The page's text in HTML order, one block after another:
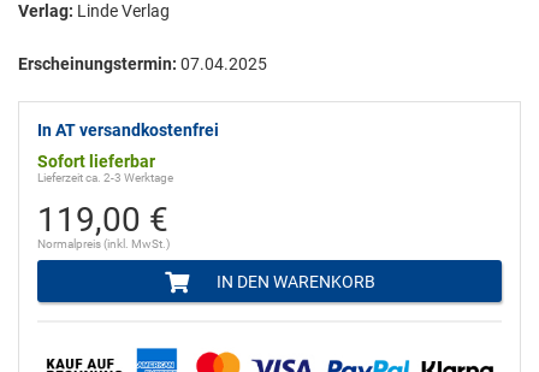
Verlag: Linde Verlag
Erscheinungstermin: 07.04.2025
In AT versandkostenfrei
Sofort lieferbar
Lieferzeit ca. 2-3 Werktage
119,00 €
Normalpreis (inkl. MwSt.)
IN DEN WARENKORB